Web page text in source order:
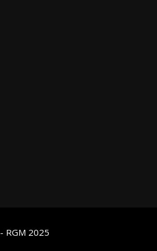
- RGM 2025